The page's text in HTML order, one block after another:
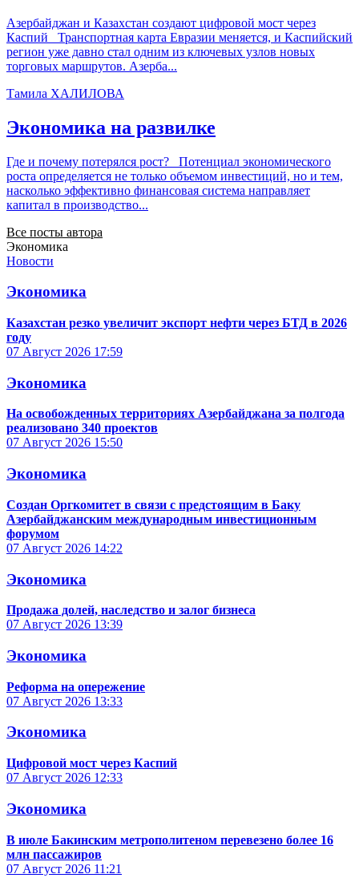
Азербайджан и Казахстан создают цифровой мост через
Каспий Транспортная карта Евразии меняется, и Каспийский
регион уже давно стал одним из ключевых узлов новых
торговых маршрутов. Азерба...
Тамила ХАЛИЛОВА
Экономика на развилке
Где и почему потерялся рост? Потенциал экономического
роста определяется не только объемом инвестиций, но и тем,
насколько эффективно финансовая система направляет
капитал в производство...
Все посты автора
Экономика
Новости
Экономика
Казахстан резко увеличит экспорт нефти через БТД в 2026
году
07 Август 2026 17:59
Экономика
На освобожденных территориях Азербайджана за полгода
реализовано 340 проектов
07 Август 2026 15:50
Экономика
Создан Оргкомитет в связи с предстоящим в Баку
Азербайджанским международным инвестиционным
форумом
07 Август 2026 14:22
Экономика
Продажа долей, наследство и залог бизнеса
07 Август 2026 13:39
Экономика
Реформа на опережение
07 Август 2026 13:33
Экономика
Цифровой мост через Каспий
07 Август 2026 12:33
Экономика
В июле Бакинским метрополитеном перевезено более 16
млн пассажиров
07 Август 2026 11:21